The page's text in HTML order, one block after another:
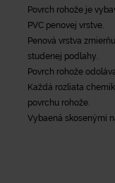
Povrch rohože je
PVC penovej vrstve.
Penová vrstva
studenej podlahy.
Povrch rohože
Každá rozliata
povrchu rohože.
Vybaená skosenými